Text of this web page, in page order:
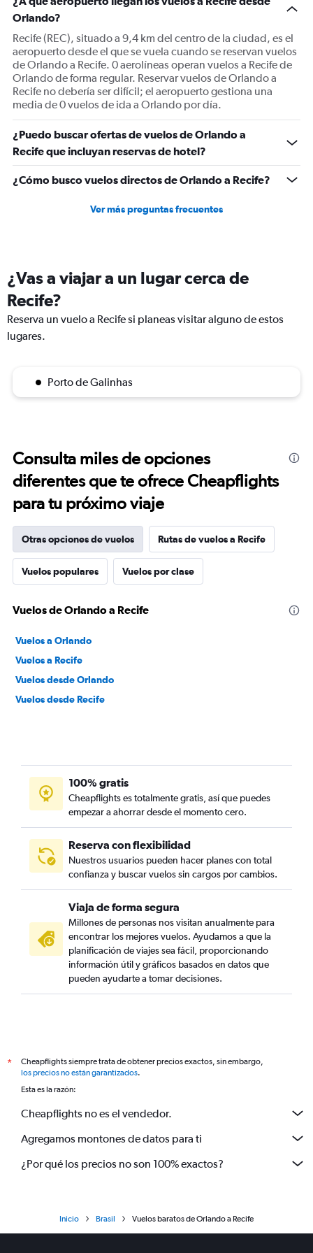
Y
axis
displaying
values.
Range:
0
to
1200.
Orlando?
Recife (REC), situado a 9,4 km del centro de la ciudad, es el
aeropuerto desde el que se vuela cuando se reservan vuelos
de Orlando a Recife. 0 aerolíneas operan vuelos a Recife de
Orlando de forma regular. Reservar vuelos de Orlando a
Recife no debería ser difícil; el aeropuerto gestiona una
media de 0 vuelos de ida a Orlando por día.
¿Puedo buscar ofertas de vuelos de Orlando a
Recife que incluyan reservas de hotel?
¿Cómo busco vuelos directos de Orlando a Recife?
Ver más preguntas frecuentes
¿Vas a viajar a un lugar cerca de
Recife?
Reserva un vuelo a Recife si planeas visitar alguno de estos
lugares.
Porto de Galinhas
Consulta miles de opciones
diferentes que te ofrece Cheapflights
para tu próximo viaje
Otras opciones de vuelos Rutas de vuelos a Recife
Vuelos populares Vuelos por clase
Vuelos de Orlando a Recife
Vuelos a Orlando
Vuelos a Recife
Vuelos desde Orlando
Vuelos desde Recife
100% gratis
Cheapflights es totalmente gratis, así que puedes
empezar a ahorrar desde el momento cero.
Reserva con flexibilidad
Nuestros usuarios pueden hacer planes con total
confianza y buscar vuelos sin cargos por cambios.
Viaja de forma segura
Millones de personas nos visitan anualmente para
encontrar los mejores vuelos. Ayudamos a que la
planificación de viajes sea fácil, proporcionando
información útil y gráficos basados en datos que
pueden ayudarte a tomar decisiones.
*
Cheapflights siempre trata de obtener precios exactos, sin embargo,
los precios no están garantizados.
Esta es la razón:
Cheapflights no es el vendedor.
Agregamos montones de datos para ti
¿Por qué los precios no son 100% exactos?
Inicio Brasil Vuelos baratos de Orlando a Recife